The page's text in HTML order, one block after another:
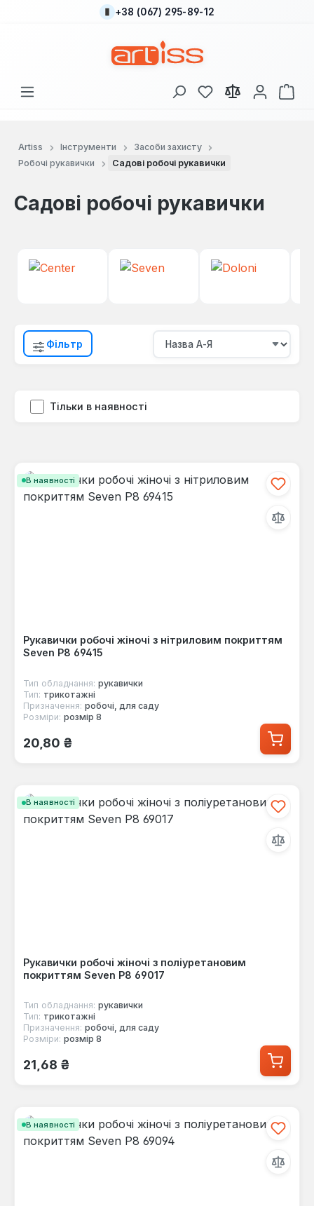
Перейти до основного вмісту
+38 (067) 295-89-12
У вас є 0 у списку
Artiss Інструменти
Засоби захисту
Робочі рукавички
Садові робочі рукавички
Садові робочі рукавички
Фільтр
Тільки в наявності
В наявності
Рукавички робочі жіночі з нітриловим покриттям
Seven Р8 69415
Тип обладнання: рукавички
Тип: трикотажні
Призначення: робочі, для саду
Розміри: розмір 8
Звичайна ціна:
20,80 ₴
В наявності
Рукавички робочі жіночі з поліуретановим
покриттям Seven Р8 69017
Тип обладнання: рукавички
Тип: трикотажні
Призначення: робочі, для саду
Розміри: розмір 8
Звичайна ціна:
21,68 ₴
В наявності